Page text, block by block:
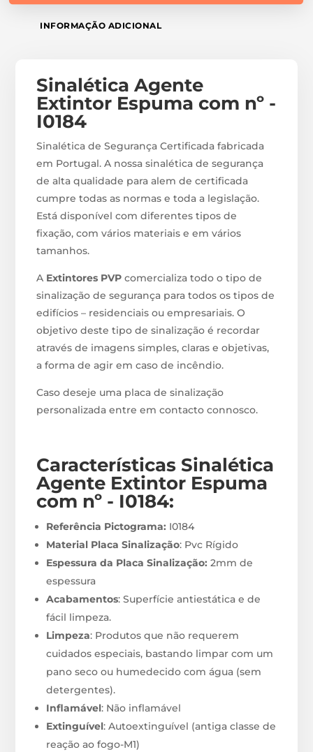
INFORMAÇÃO ADICIONAL
Sinalética Agente
Extintor Espuma com nº -
I0184
Sinalética de Segurança Certificada fabricada
em Portugal. A nossa sinalética de segurança
de alta qualidade para alem de certificada
cumpre todas as normas e toda a legislação.
Está disponível com diferentes tipos de
fixação, com vários materiais e em vários
tamanhos.
A Extintores PVP comercializa todo o tipo de
sinalização de segurança para todos os tipos de
edifícios – residenciais ou empresariais. O
objetivo deste tipo de sinalização é recordar
através de imagens simples, claras e objetivas,
a forma de agir em caso de incêndio.
Caso deseje uma placa de sinalização
personalizada entre em contacto connosco.
Características Sinalética
Agente Extintor Espuma
com nº - I0184:
Referência Pictograma: I0184
Material Placa Sinalização: Pvc Rígido
Espessura da Placa Sinalização: 2mm de
espessura
Acabamentos: Superfície antiestática e de
fácil limpeza.
Limpeza: Produtos que não requerem
cuidados especiais, bastando limpar com um
pano seco ou humedecido com água (sem
detergentes).
Inflamável: Não inflamável
Extinguível: Autoextinguível (antiga classe de
reação ao fogo-M1)